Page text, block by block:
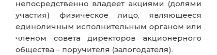
непосредственно владеет акциями (долями
участия) физическое лицо, являющееся
единоличным исполнительным органом или
членом совета директоров акционерного
общества – поручителя (залогодателя).